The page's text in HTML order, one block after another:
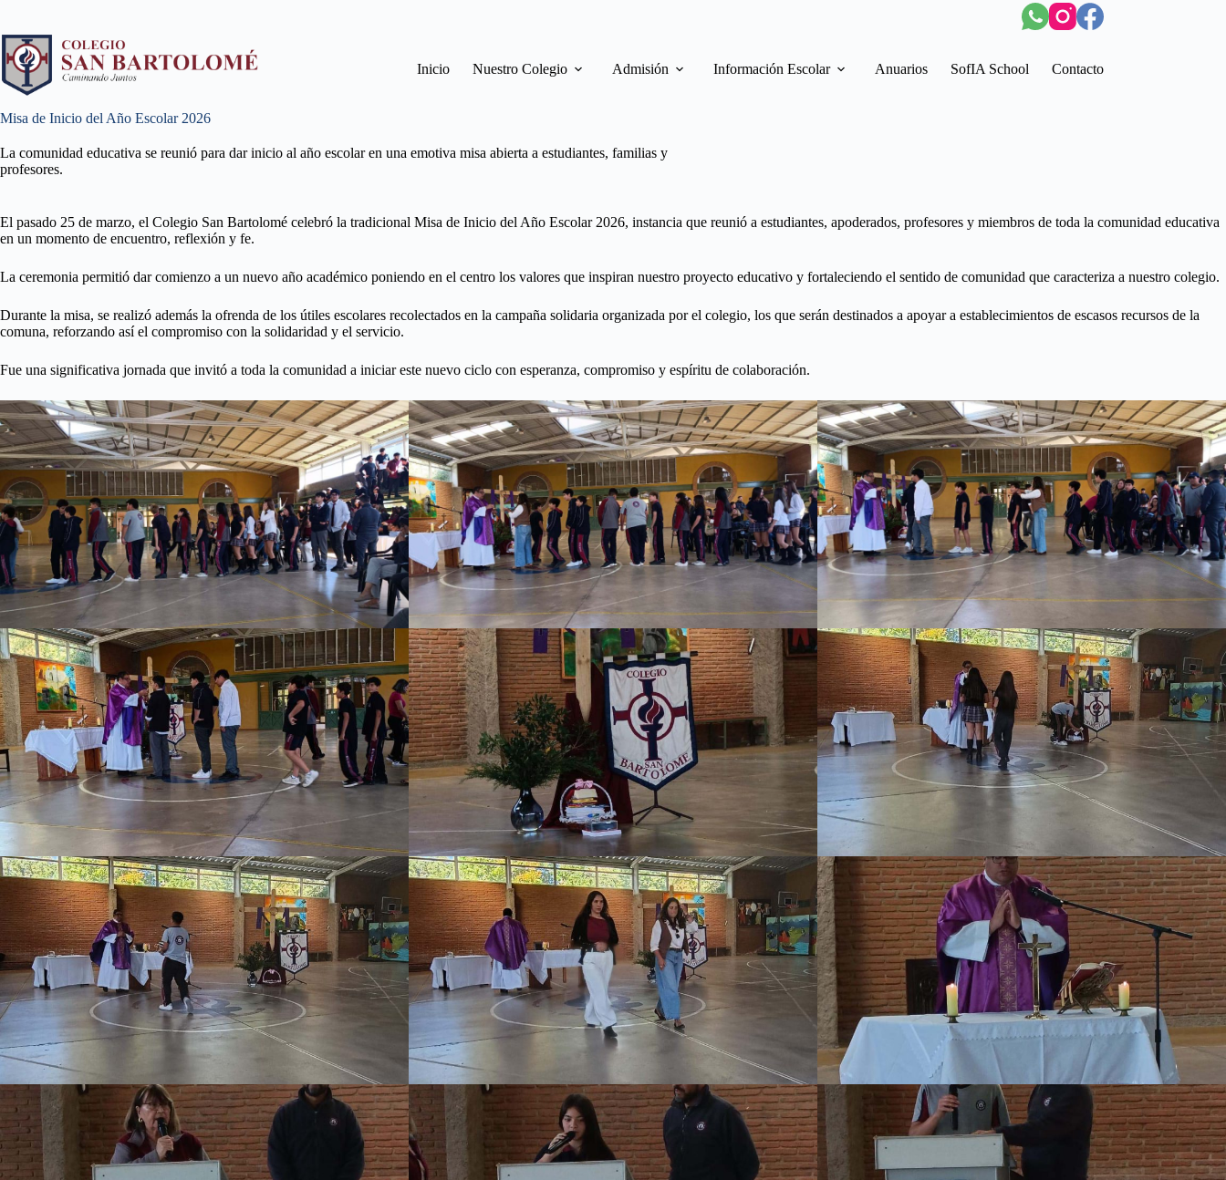
Inicio Nuestro Colegio Admisión Información Escolar Anuarios SofIA School Contacto
Misa de Inicio del Año Escolar 2026
La comunidad educativa se reunió para dar inicio al año escolar en una emotiva misa abierta a estudiantes, familias y
profesores.
El pasado 25 de marzo, el Colegio San Bartolomé celebró la tradicional Misa de Inicio del Año Escolar 2026, instancia que reunió a estudiantes, apoderados, profesores y miembros de toda la comunidad educativa
en un momento de encuentro, reflexión y fe.
La ceremonia permitió dar comienzo a un nuevo año académico poniendo en el centro los valores que inspiran nuestro proyecto educativo y fortaleciendo el sentido de comunidad que caracteriza a nuestro colegio.
Durante la misa, se realizó además la ofrenda de los útiles escolares recolectados en la campaña solidaria organizada por el colegio, los que serán destinados a apoyar a establecimientos de escasos recursos de la
comuna, reforzando así el compromiso con la solidaridad y el servicio.
Fue una significativa jornada que invitó a toda la comunidad a iniciar este nuevo ciclo con esperanza, compromiso y espíritu de colaboración.